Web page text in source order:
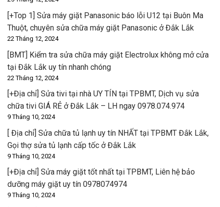
[+Top 1] Sửa máy giặt Panasonic báo lỗi U12 tại Buôn Ma
Thuột, chuyên sửa chữa máy giặt Panasonic ở Đắk Lắk
22 Tháng 12, 2024
[BMT] Kiểm tra sửa chữa máy giặt Electrolux không mở cửa
tại Đắk Lắk uy tín nhanh chóng
22 Tháng 12, 2024
[+Địa chỉ] Sửa tivi tại nhà UY TÍN tại TPBMT, Dịch vụ sửa
chữa tivi GIÁ RẺ ở Đắk Lắk – LH ngay 0978.074.974
9 Tháng 10, 2024
[ Địa chỉ] Sửa chữa tủ lạnh uy tín NHẤT tại TPBMT Đắk Lắk,
Gọi thợ sửa tủ lạnh cấp tốc ở Đắk Lắk
9 Tháng 10, 2024
[+Địa chỉ] Sửa máy giặt tốt nhất tại TPBMT, Liên hệ bảo
dưỡng máy giặt uy tín 0978074974
9 Tháng 10, 2024